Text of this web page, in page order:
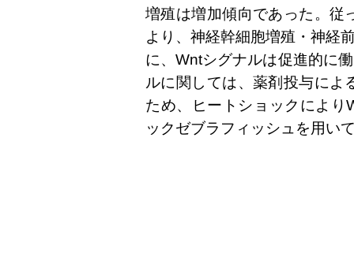
増殖は増加傾向であった。従
より、神経幹細胞増殖・神経
に、Wntシグナルは促進的に
ルに関しては、薬剤投与によ
ため、ヒートショックによ
ックゼブラフィッシュを用い